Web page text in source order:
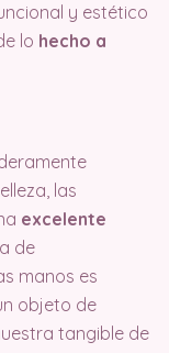
y estético
lo hecho a
las
excelente
de
manos es
objeto de
tangible de